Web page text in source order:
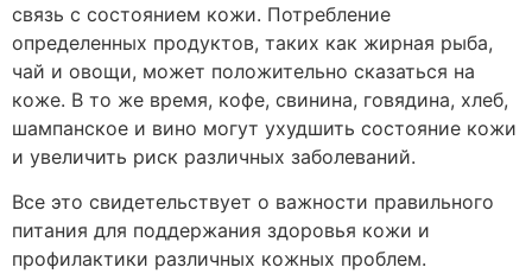
связь с состоянием кожи. Потребление
определенных продуктов, таких как жирная рыба,
чай и овощи, может положительно сказаться на
коже. В то же время, кофе, свинина, говядина, хлеб,
шампанское и вино могут ухудшить состояние кожи
и увеличить риск различных заболеваний.
Все это свидетельствует о важности правильного
питания для поддержания здоровья кожи и
профилактики различных кожных проблем.